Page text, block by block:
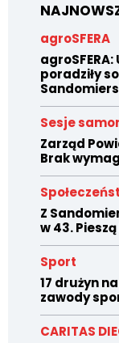
agroSFERA
poradziły
Sesje
Zarząd
Brak
Z
w 43.
Sport
17 drużyn
zawody
CARITAS